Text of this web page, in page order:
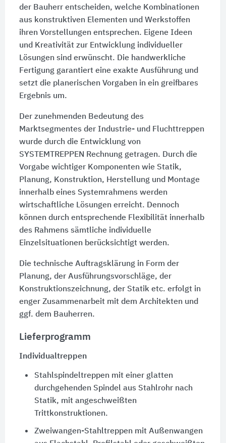
der Bauherr entscheiden, welche Kombinationen
aus konstruktiven Elementen und Werkstoffen
ihren Vorstellungen entsprechen. Eigene Ideen
und Kreativität zur Entwicklung individueller
Lösungen sind erwünscht. Die handwerkliche
Fertigung garantiert eine exakte Ausführung und
setzt die planerischen Vorgaben in ein greifbares
Ergebnis um.
Der zunehmenden Bedeutung des
Marktsegmentes der Industrie- und Fluchttreppen
wurde durch die Entwicklung von
SYSTEMTREPPEN Rechnung getragen. Durch die
Vorgabe wichtiger Komponenten wie Statik,
Planung, Konstruktion, Herstellung und Montage
innerhalb eines Systemrahmens werden
wirtschaftliche Lösungen erreicht. Dennoch
können durch entsprechende Flexibilität innerhalb
des Rahmens sämtliche individuelle
Einzelsituationen berücksichtigt werden.
Die technische Auftragsklärung in Form der
Planung, der Ausführungsvorschläge, der
Konstruktionszeichnung, der Statik etc. erfolgt in
enger Zusammenarbeit mit dem Architekten und
ggf. dem Bauherren.
Lieferprogramm
Individualtreppen
Stahlspindeltreppen mit einer glatten
durchgehenden Spindel aus Stahlrohr nach
Statik, mit angeschweißten
Trittkonstruktionen.
Zweiwangen-Stahltreppen mit Außenwangen